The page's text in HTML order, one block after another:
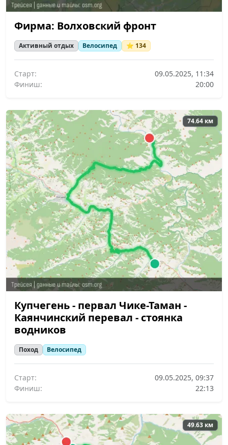
Фирма: Волховский фронт
Активный отдых Велосипед ⭐ 134
Старт:
09.05.2025, 11:34
Финиш:
20:00
74.64 км
Купчегень - первал Чике-Таман -
Каянчинский перевал - стоянка
водников
Поход Велосипед
Старт:
09.05.2025, 09:37
Финиш:
22:13
49.63 км